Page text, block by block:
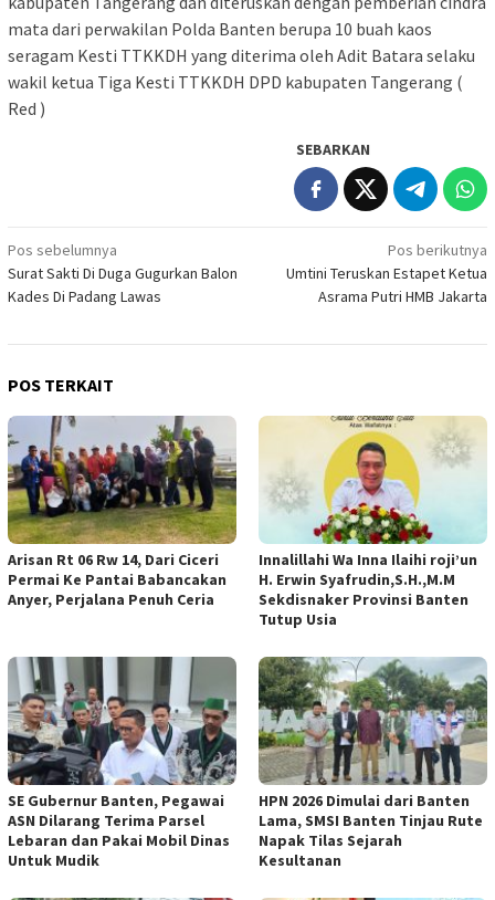
mata dari perwakilan Polda Banten berupa 10 buah kaos
seragam Kesti TTKKDH yang diterima oleh Adit Batara selaku
wakil ketua Tiga Kesti TTKKDH DPD kabupaten Tangerang (
Red )
SEBARKAN
Navigasi
pos
Pos sebelumnya
Surat Sakti Di Duga Gugurkan Balon
Kades Di Padang Lawas
Pos berikutnya
Umtini Teruskan Estapet Ketua
Asrama Putri HMB Jakarta
POS TERKAIT
Arisan Rt 06 Rw 14, Dari Ciceri
Permai Ke Pantai Babancakan
Anyer, Perjalana Penuh Ceria
Innalillahi Wa Inna Ilaihi roji’un
H. Erwin Syafrudin,S.H.,M.M
Sekdisnaker Provinsi Banten
Tutup Usia
SE Gubernur Banten, Pegawai
ASN Dilarang Terima Parsel
Lebaran dan Pakai Mobil Dinas
Untuk Mudik
HPN 2026 Dimulai dari Banten
Lama, SMSI Banten Tinjau Rute
Napak Tilas Sejarah
Kesultanan